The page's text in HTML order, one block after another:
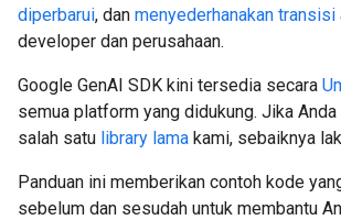
diperbarui, dan menyederhanakan transisi
developer dan perusahaan.
Google GenAI SDK kini tersedia secara
semua platform yang didukung. Jika Anda
salah satu library lama kami, sebaiknya
Panduan ini memberikan contoh kode
sebelum dan sesudah untuk membantu